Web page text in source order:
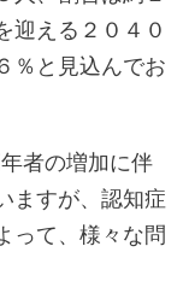
迎える２０４０
％と見込んでお
者の増加に伴
ますが、認知症
って、様々な問